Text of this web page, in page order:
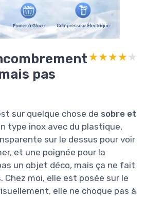
pas
★★★★★
★★★★★
sur quelque chose de sobre et
type inox avec du plastique,
sur le dessus pour voir
et une poignée pour la
un objet déco, mais ça ne fait
Chez moi, elle est posée sur le
elle ne choque pas à